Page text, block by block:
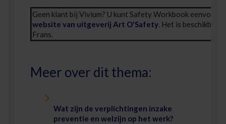
Geen klant bij Vivium? U kunt Safety Workbook
website van uitgeverij Art O'Safety. Het is beschikbaar
Frans.
Meer over dit thema:
Wat zijn de verplichtingen inzake
preventie en welzijn op het werk?